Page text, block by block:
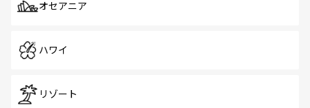
オセアニア
ハワイ
リゾート